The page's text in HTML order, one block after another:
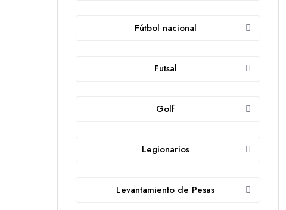
Fútbol nacional
Futsal
Golf
Legionarios
Levantamiento de Pesas